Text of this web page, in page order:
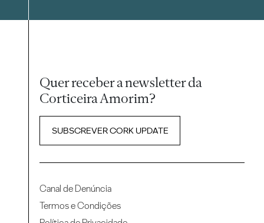
Quer receber a newsletter da
Corticeira Amorim?
SUBSCREVER CORK UPDATE
Canal de Denúncia
Termos e Condições